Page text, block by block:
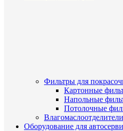
Фильтры для
Картонные
Напольные
Потолочные
Влагомаслоотделители
Оборудование для